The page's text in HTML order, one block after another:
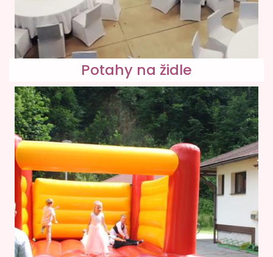
Potahy na židle